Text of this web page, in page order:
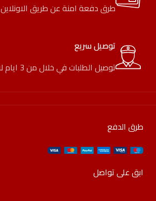
طرق دفعة امنة عن طريق الاونلاين
توصيل سريع
توصيل الطلبات في خلال من 3 ايام لاسبوع
طرق الدفع
ابق على تواصل